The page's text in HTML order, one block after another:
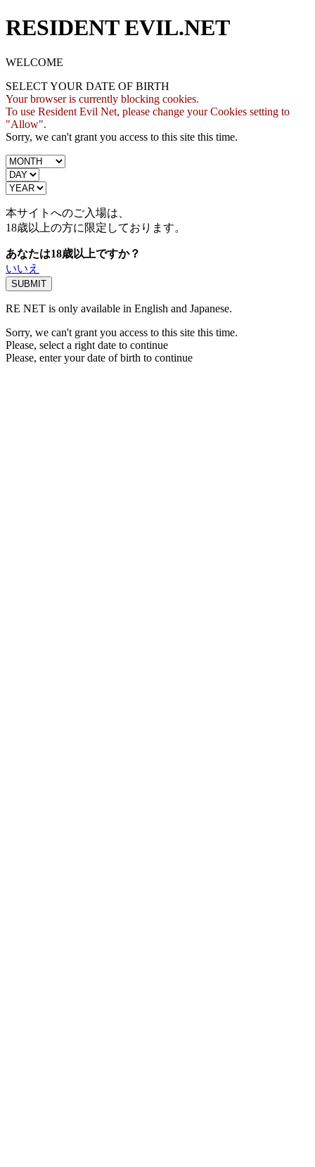
RESIDENT EVIL.NET
WELCOME
SELECT YOUR DATE OF BIRTH
Your browser is currently blocking cookies.
To use Resident Evil Net, please change your Cookies setting to
"Allow".
Sorry, we can't grant you access to this site this time.
本サイトへのご入場は、
18歳以上の方に限定しております。
あなたは18歳以上ですか？
いいえ
RE NET is only available in English and Japanese.
Sorry, we can't grant you access to this site this time.
Please, select a right date to continue
Please, enter your date of birth to continue